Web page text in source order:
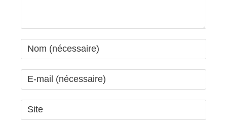
Enter
your
name
comment
Enter
your
email
address
Saisir
l’URL